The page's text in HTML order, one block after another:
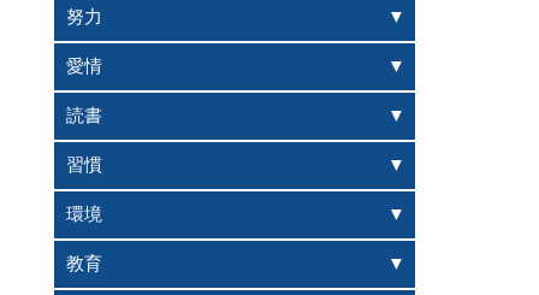
努力
愛情
読書
習慣
環境
教育